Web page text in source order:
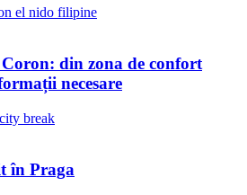
din zona de confort
necesare
în Praga